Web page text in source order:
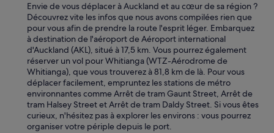
Envie de vous déplacer à Auckland et au cœur de sa région ?
Découvrez vite les infos que nous avons compilées rien que
pour vous afin de prendre la route l'esprit léger. Embarquez
à destination de l'aéroport de Aéroport international
d'Auckland (AKL), situé à 17,5 km. Vous pourrez également
réserver un vol pour Whitianga (WTZ-Aérodrome de
Whitianga), que vous trouverez à 81,8 km de là. Pour vous
déplacer facilement, empruntez les stations de métro
environnantes comme Arrêt de tram Gaunt Street, Arrêt de
tram Halsey Street et Arrêt de tram Daldy Street. Si vous êtes
curieux, n'hésitez pas à explorer les environs : vous pourrez
organiser votre périple depuis le port.